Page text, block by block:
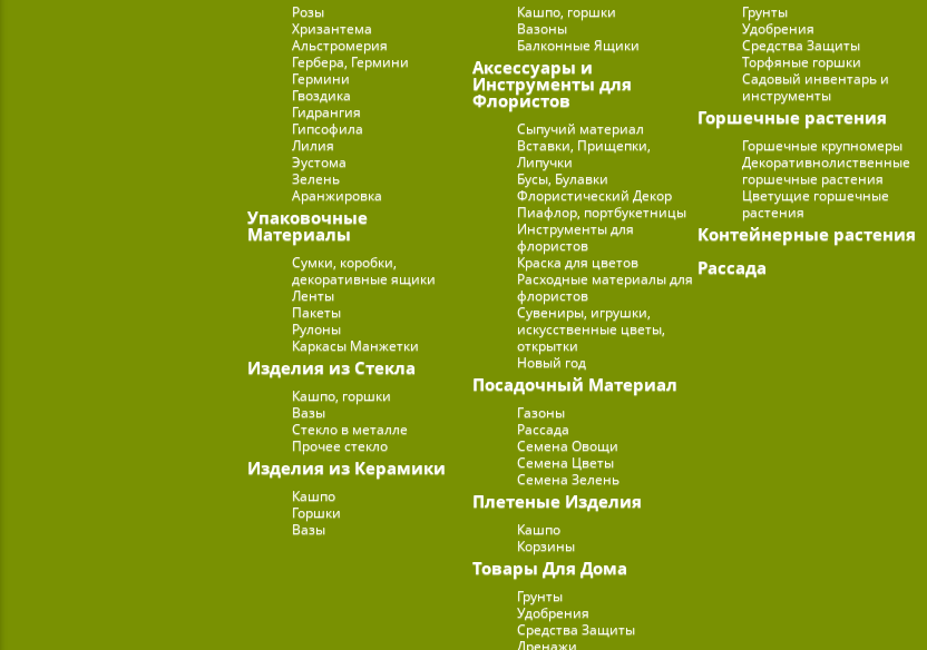
Розы
Хризантема
Альстромерия
Гербера, Гермини
Гермини
Гвоздика
Гидрангия
Гипсофила
Лилия
Эустома
Зелень
Аранжировка
Упаковочные
Материалы
Сумки, коробки,
декоративные ящики
Ленты
Пакеты
Рулоны
Каркасы Манжетки
Изделия из Стекла
Кашпо, горшки
Вазы
Стекло в металле
Прочее стекло
Изделия из Керамики
Кашпо
Горшки
Вазы
Кашпо, горшки
Вазоны
Балконные Ящики
Аксессуары и
Инструменты для
Флористов
Сыпучий материал
Вставки, Прищепки,
Липучки
Бусы, Булавки
Флористический Декор
Пиафлор, портбукетницы
Инструменты для
флористов
Краска для цветов
Расходные материалы для
флористов
Сувениры, игрушки,
искусственные цветы,
открытки
Новый год
Посадочный Материал
Газоны
Рассада
Семена Овощи
Семена Цветы
Семена Зелень
Плетеные Изделия
Кашпо
Корзины
Товары Для Дома
Грунты
Удобрения
Средства Защиты
Дренажи
Грунты
Удобрения
Средства Защиты
Торфяные горшки
Садовый инвентарь и
инструменты
Горшечные растения
Горшечные крупномеры
Декоративнолиственные
горшечные растения
Цветущие горшечные
растения
Контейнерные растения
Рассада